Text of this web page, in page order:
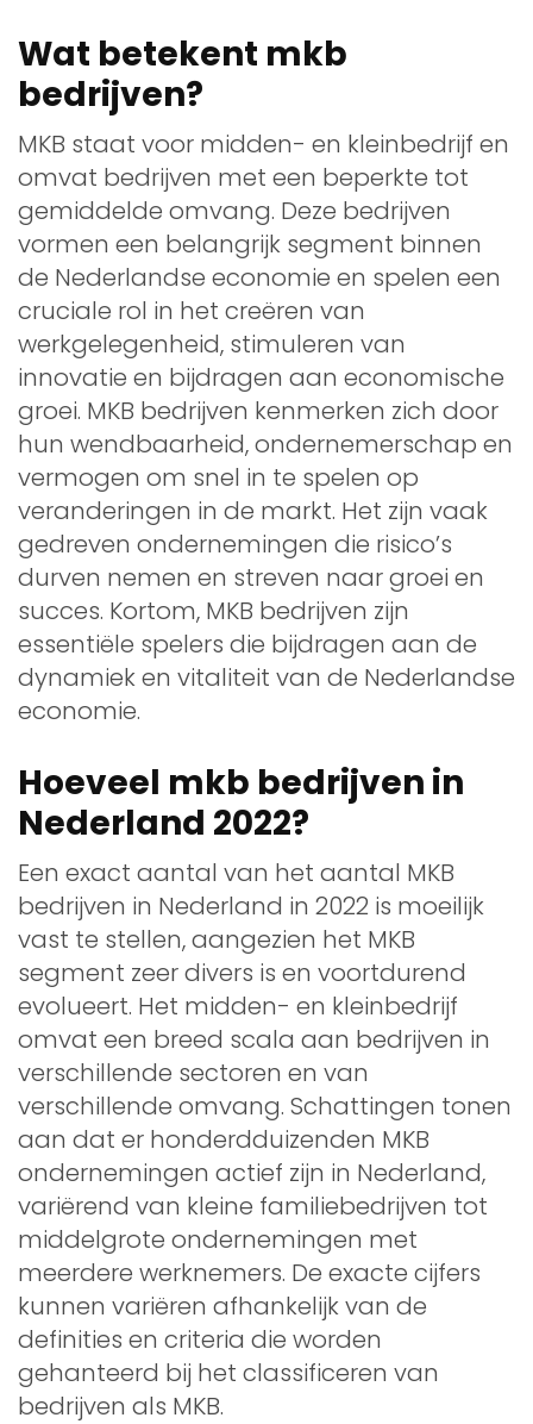
Wat betekent mkb
bedrijven?
MKB staat voor midden- en kleinbedrijf en
omvat bedrijven met een beperkte tot
gemiddelde omvang. Deze bedrijven
vormen een belangrijk segment binnen
de Nederlandse economie en spelen een
cruciale rol in het creëren van
werkgelegenheid, stimuleren van
innovatie en bijdragen aan economische
groei. MKB bedrijven kenmerken zich door
hun wendbaarheid, ondernemerschap en
vermogen om snel in te spelen op
veranderingen in de markt. Het zijn vaak
gedreven ondernemingen die risico’s
durven nemen en streven naar groei en
succes. Kortom, MKB bedrijven zijn
essentiële spelers die bijdragen aan de
dynamiek en vitaliteit van de Nederlandse
economie.
Hoeveel mkb bedrijven in
Nederland 2022?
Een exact aantal van het aantal MKB
bedrijven in Nederland in 2022 is moeilijk
vast te stellen, aangezien het MKB
segment zeer divers is en voortdurend
evolueert. Het midden- en kleinbedrijf
omvat een breed scala aan bedrijven in
verschillende sectoren en van
verschillende omvang. Schattingen tonen
aan dat er honderdduizenden MKB
ondernemingen actief zijn in Nederland,
variërend van kleine familiebedrijven tot
middelgrote ondernemingen met
meerdere werknemers. De exacte cijfers
kunnen variëren afhankelijk van de
definities en criteria die worden
gehanteerd bij het classificeren van
bedrijven als MKB.